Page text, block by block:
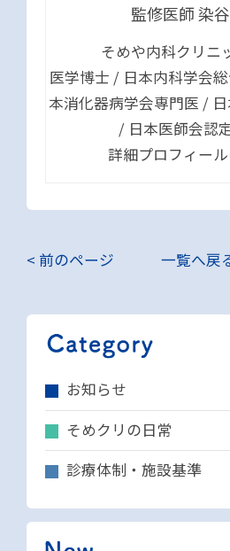
監修医師 染
そめや内科クリ
医学博士 / 日本内科学会
本消化器病学会専門医 /
/ 日本医師会認
詳細プロフィー
< 前のページ 一覧へ戻
お知らせ
そめクリの日常
診療体制・施設基準